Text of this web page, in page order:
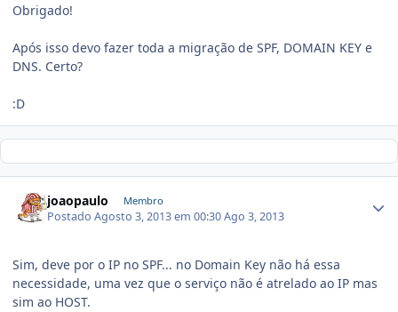
Obrigado!
Após isso devo fazer toda a migração de SPF, DOMAIN KEY e
DNS. Certo?
:D
joaopaulo Membro
PostadoAgosto 3, 2013 em 00:30Ago 3, 2013
Sim, deve por o IP no SPF... no Domain Key não há essa
necessidade, uma vez que o serviço não é atrelado ao IP mas
sim ao HOST.